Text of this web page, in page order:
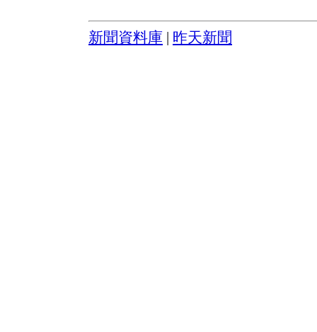
新聞資料庫 昨天新聞